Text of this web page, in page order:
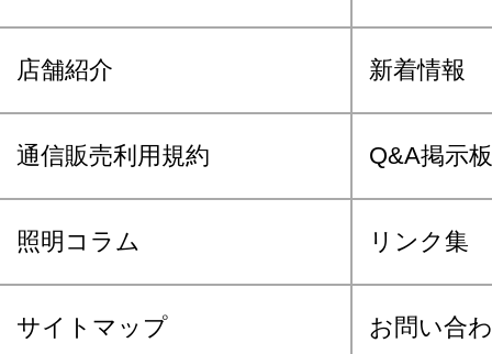
店舗紹介 新着情報
通信販売利用規約 Q&A掲示板
照明コラム リンク集
サイトマップ お問い合